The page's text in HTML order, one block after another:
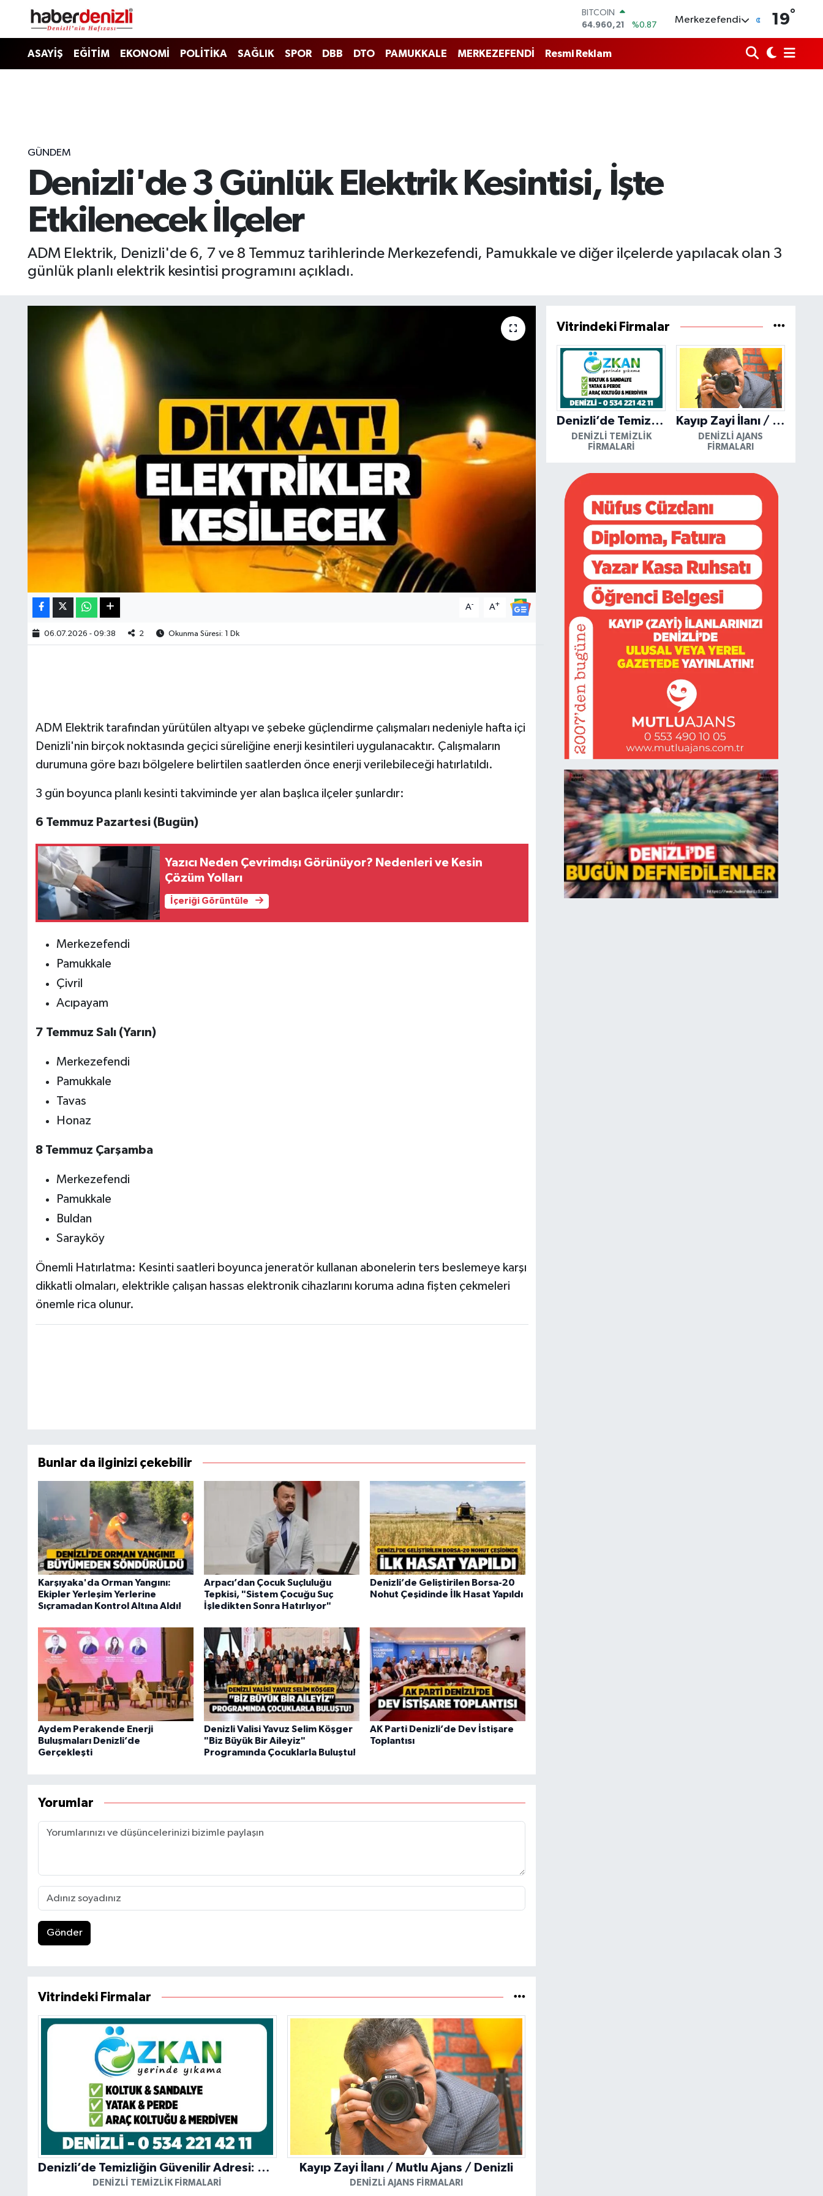
DOLAR
47,7436
%0.18
EURO
55,2510
Merkezefendi 19°
ASAYİŞ EĞİTİM EKONOMİ POLİTİKA SAĞLIK SPOR DBB DTO PAMUKKALE MERKEZEFENDİ Resmi Reklam
GÜNDEM
Denizli'de 3 Günlük Elektrik Kesintisi, İşte
Etkilenecek İlçeler
ADM Elektrik, Denizli'de 6, 7 ve 8 Temmuz tarihlerinde Merkezefendi, Pamukkale ve diğer ilçelerde yapılacak olan 3
günlük planlı elektrik kesintisi programını açıkladı.
A- A+
06.07.2026 - 09:38 2 Okunma Süresi: 1 Dk
ADM Elektrik tarafından yürütülen altyapı ve şebeke güçlendirme çalışmaları nedeniyle hafta içi
Denizli'nin birçok noktasında geçici süreliğine enerji kesintileri uygulanacaktır. Çalışmaların
durumuna göre bazı bölgelere belirtilen saatlerden önce enerji verilebileceği hatırlatıldı.
3 gün boyunca planlı kesinti takviminde yer alan başlıca ilçeler şunlardır:
6 Temmuz Pazartesi (Bugün)
Yazıcı Neden Çevrimdışı Görünüyor? Nedenleri ve Kesin
Çözüm Yolları
İçeriği Görüntüle
Merkezefendi
Pamukkale
Çivril
Acıpayam
7 Temmuz Salı (Yarın)
Merkezefendi
Pamukkale
Tavas
Honaz
8 Temmuz Çarşamba
Merkezefendi
Pamukkale
Buldan
Sarayköy
Önemli Hatırlatma: Kesinti saatleri boyunca jeneratör kullanan abonelerin ters beslemeye karşı
dikkatli olmaları, elektrikle çalışan hassas elektronik cihazlarını koruma adına fişten çekmeleri
önemle rica olunur.
Bunlar da ilginizi çekebilir
Karşıyaka'da Orman Yangını:
Ekipler Yerleşim Yerlerine
Sıçramadan Kontrol Altına Aldı!
Arpacı’dan Çocuk Suçluluğu
Tepkisi, "Sistem Çocuğu Suç
İşledikten Sonra Hatırlıyor"
Denizli’de Geliştirilen Borsa-20
Nohut Çeşidinde İlk Hasat Yapıldı
Aydem Perakende Enerji
Buluşmaları Denizli’de
Gerçekleşti
Denizli Valisi Yavuz Selim Köşger
"Biz Büyük Bir Aileyiz"
Programında Çocuklarla Buluştu!
AK Parti Denizli’de Dev İstişare
Toplantısı
Yorumlar
Gönder
Vitrindeki Firmalar
Denizli’de Temizliğin Güvenilir Adresi: Özkan Yerinde Yıkama
DENIZLI TEMIZLIK FIRMALARI
Kayıp Zayi İlanı / Mutlu Ajans / Denizli
DENIZLI AJANS FIRMALARI
Vitrindeki Firmalar
Denizli’de Temizliğin Güvenilir Adresi: Özkan Yerinde Yıkama
DENIZLI TEMIZLIK
FIRMALARI
Kayıp Zayi İlanı / Mutlu Ajans / Denizli
DENIZLI AJANS
FIRMALARI
Denizli Nöbetçi Eczaneler
Tüm Manşetler
Haber Arşivi